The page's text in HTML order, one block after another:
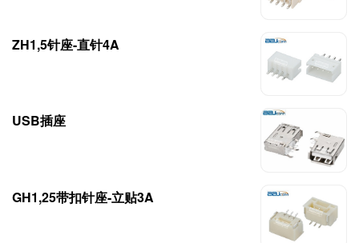
ZH1,5针座-直针4A
USB插座
GH1,25带扣针座-立贴3A